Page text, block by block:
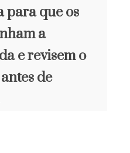
para que os
a
e revisem o
de